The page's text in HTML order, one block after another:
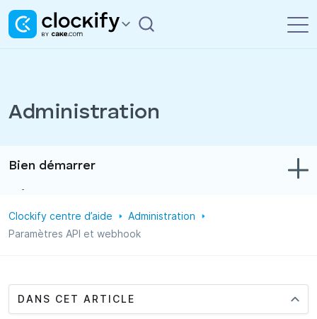
Administration
Bien démarrer
Suivi du temps et des dépenses
Projets
Administration
Clockify centre d’aide
Administration
Paramètres API et webhook
DANS CET ARTICLE